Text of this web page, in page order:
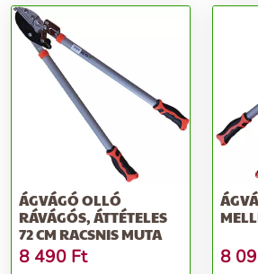
ÁGVÁGÓ OLLÓ
RÁVÁGÓS, ÁTTÉTELES
72 CM RACSNIS MUTA
8 490 Ft 8